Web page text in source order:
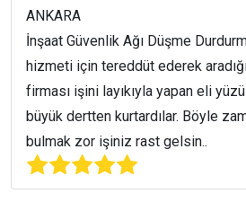
ANKARA
İnşaat Güvenlik Ağı Düşme
hizmeti için tereddüt ederek
firması işini layıkıyla yapan eli
büyük dertten kurtardılar. Böyle
bulmak zor işiniz rast gelsin..